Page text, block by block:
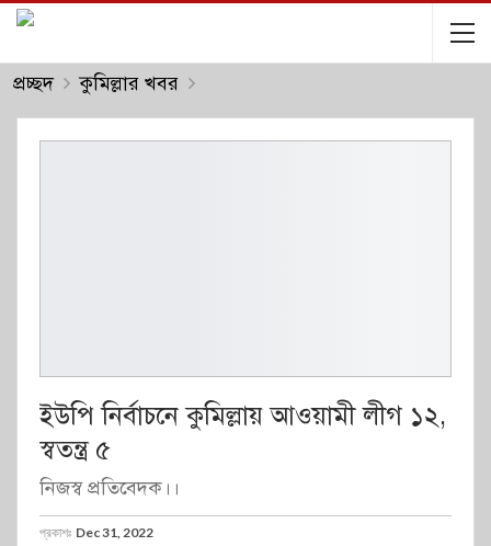
প্রচ্ছদ কুমিল্লার খবর
ইউপি নির্বাচনে কুমিল্লায় আওয়ামী লীগ ১২,
স্বতন্ত্র ৫
নিজস্ব প্রতিবেদক।।
প্রকাশঃ Dec 31, 2022